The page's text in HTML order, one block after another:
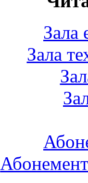
Зала
Зала
Абонемент